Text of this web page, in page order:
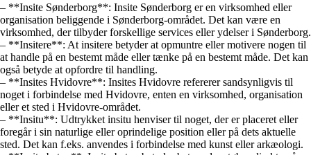
– **Insite Sønderborg**: Insite Sønderborg er en virksomhed eller
organisation beliggende i Sønderborg-området. Det kan være en
virksomhed, der tilbyder forskellige services eller ydelser i Sønderborg.
– **Insitere**: At insitere betyder at opmuntre eller motivere nogen til
at handle på en bestemt måde eller tænke på en bestemt måde. Det kan
også betyde at opfordre til handling.
– **Insites Hvidovre**: Insites Hvidovre refererer sandsynligvis til
noget i forbindelse med Hvidovre, enten en virksomhed, organisation
eller et sted i Hvidovre-området.
– **Insitu**: Udtrykket insitu henviser til noget, der er placeret eller
foregår i sin naturlige eller oprindelige position eller på dets aktuelle
sted. Det kan f.eks. anvendes i forbindelse med kunst eller arkæologi.